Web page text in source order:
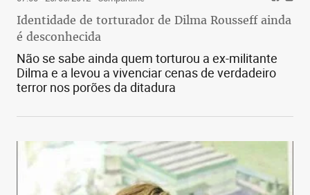
Identidade de torturador de Dilma Rousseff ainda
é desconhecida
Não se sabe ainda quem torturou a ex-militante
Dilma e a levou a vivenciar cenas de verdadeiro
terror nos porões da ditadura